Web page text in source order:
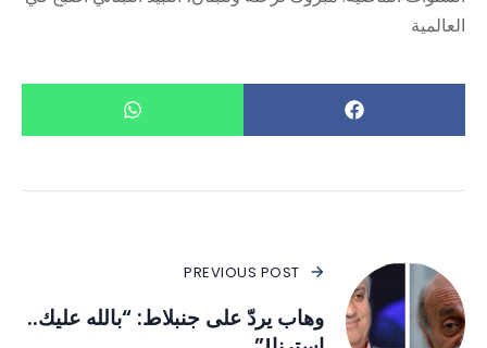
العالمية
PREVIOUS POST
وهاب يردّ على جنبلاط: “بالله عليك..